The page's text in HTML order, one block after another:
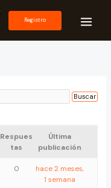
Registro
Respues
tas
Última
publicación
0
hace 2 meses,
1 semana